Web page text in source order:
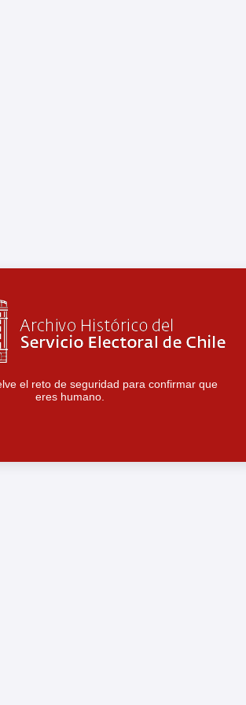
el reto de seguridad para confirmar que
eres humano.